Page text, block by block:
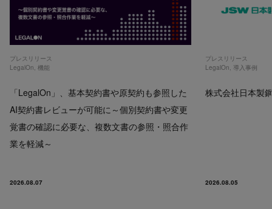
プレスリリース
LegalOn,機能
「LegalOn」、基本契約書や原契約も参照した
AI契約書レビューが可能に～個別契約書や変更
覚書の確認に必要な、複数文書の参照・照合作
業を軽減～
2026.08.07
プレスリリース
LegalOn, 導入事例
株式会社日本製
2026.08.05